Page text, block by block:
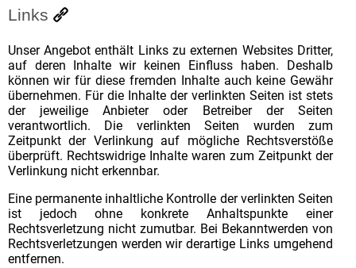
Links
Unser Angebot enthält Links zu externen Websites Dritter,
auf deren Inhalte wir keinen Einfluss haben. Deshalb
können wir für diese fremden Inhalte auch keine Gewähr
übernehmen. Für die Inhalte der verlinkten Seiten ist stets
der jeweilige Anbieter oder Betreiber der Seiten
verantwortlich. Die verlinkten Seiten wurden zum
Zeitpunkt der Verlinkung auf mögliche Rechtsverstöße
überprüft. Rechtswidrige Inhalte waren zum Zeitpunkt der
Verlinkung nicht erkennbar.
Eine permanente inhaltliche Kontrolle der verlinkten Seiten
ist jedoch ohne konkrete Anhaltspunkte einer
Rechtsverletzung nicht zumutbar. Bei Bekanntwerden von
Rechtsverletzungen werden wir derartige Links umgehend
entfernen.